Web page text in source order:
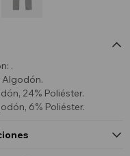
.
Algodón.
24% Poliéster.
6% Poliéster.